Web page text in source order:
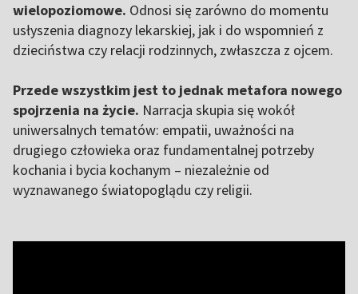
wielopoziomowe. Odnosi się zarówno do momentu
usłyszenia diagnozy lekarskiej, jak i do wspomnień z
dzieciństwa czy relacji rodzinnych, zwłaszcza z ojcem.
Przede wszystkim jest to jednak metafora nowego
spojrzenia na życie. Narracja skupia się wokół
uniwersalnych tematów: empatii, uważności na
drugiego człowieka oraz fundamentalnej potrzeby
kochania i bycia kochanym – niezależnie od
wyznawanego światopoglądu czy religii.